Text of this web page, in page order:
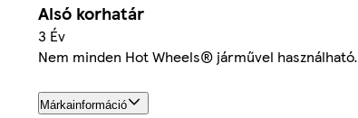
Alsó korhatár
3 Év
Nem minden Hot Wheels® járművel használható.
Márkainformáció